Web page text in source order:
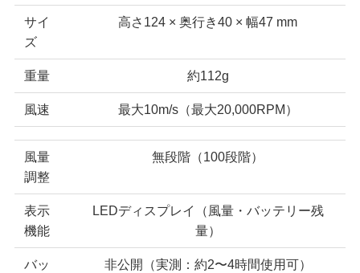
サイ
ズ
高さ124 × 奥行き40 × 幅47 mm
重量 約112g
風速 最大10m/s（最大20,000RPM）
風量
調整
無段階（100段階）
表示
機能
LEDディスプレイ（風量・バッテリー残
量）
バッ
非公開（実測：約2〜4時間使用可）